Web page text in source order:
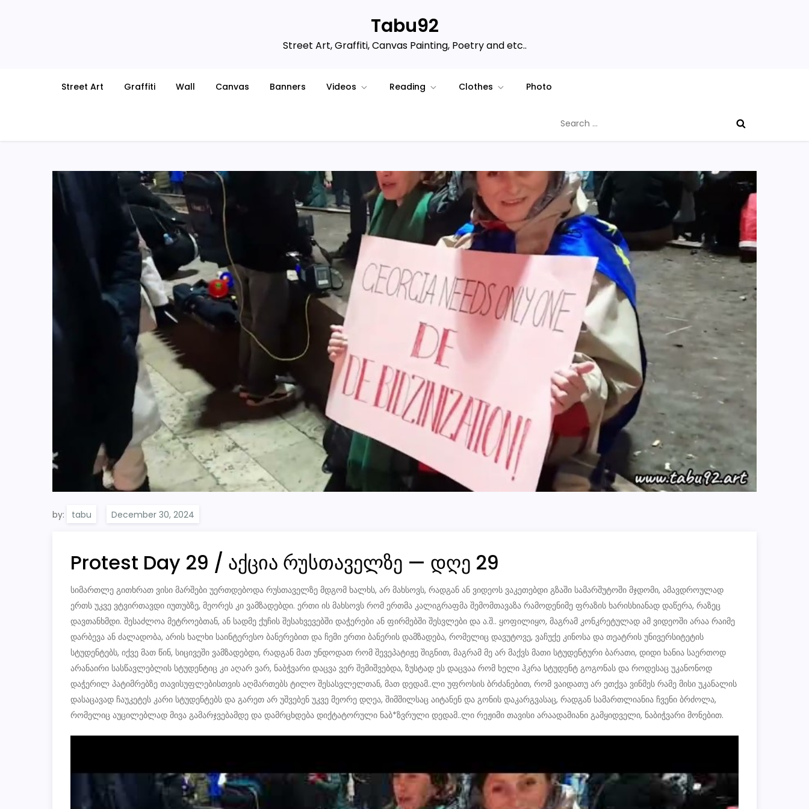
Tabu92
Street Art, Graffiti, Canvas Painting, Poetry and etc..
Street Art Graffiti Wall Canvas Banners Videos Reading Clothes Photo
for:
by: tabu
Protest Day 29 / აქცია რუსთაველზე — დღე 29
სიმართლე გითხრათ ვისი მარშები უერთდებოდა რუსთაველზე მდგომ ხალხს, არ მახსოვს, რადგან ან ვიდეოს ვაკეთებდი გზაში სამარშუტოში მჯდომი, ამავდროულად
ერთს უკვე ვტვირთავდი იუთუბზე, მეორეს კი ვამზადებდი. ერთი ის მახსოვს რომ ერთმა კალიგრაფმა შემომთავაზა რამოდენიმე ფრაზის ხარისხიანად დაწერა, რაზეც
დავთანხმდი. შესაძლოა მეტროებთან, ან სადმე ქუჩის შესახვევებში დაჭერები ან ფირმებში შესვლები და ა.შ.. ყოფილიყო, მაგრამ კონკრეტულად ამ ვიდეოში არაა რაიმე
დარბევა ან ძალადობა, არის ხალხი საინტერესო ბანერებით და ჩემი ერთი ბანერის დამზადება, რომელიც დავუტოვე, ვაჩუქე კინოსა და თეატრის უნივერსიტეტის
სტუდენტებს, იქვე მათ წინ, სიცივეში ვამზადებდი, რადგან მათ უნდოდათ რომ შევეპატიჟე შიგნით, მაგრამ მე არ მაქვს მათი სტუდენტური ბარათი, დიდი ხანია საერთოდ
არანაირი სასწავლებლის სტუდენტიც კი აღარ ვარ, ნაბჭვარი დაცვა ვერ შემიშვებდა, ზუსტად ეს დაცვაა რომ ხელი ჰკრა სტუდენტ გოგონას და როდესაც უკანონოდ
დაჭერილ პატიმრებზე თავისუფლებისთვის აღმართებს ტილო შესასვლელთან, მათ დედამ..ლი უფროსის ბრძანებით, რომ ვაიდათუ არ ეთქვა ვინმეს რამე მისი უკანალის
დასაცავად ჩაუკეტეს კარი სტუდენტებს და გარეთ არ უშვებენ უკვე მეორე დღეა, შიმშილსაც აიტანენ და გონის დაკარგვასაც, რადგან სამართლიანია ჩვენი ბრძოლა,
რომელიც აუცილებლად მივა გამარჯვებამდე და დამრცხდება დიქტატორული ნაბ*ზვრული დედამ..ლი რეჟიმი თავისი არაადამიანი გამყიდველი, ნაბიჭვარი მონებით.